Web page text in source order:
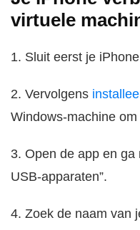
virtuele
1. Sluit eerst je
2. Vervolgens
Windows-machine
3. Open de app en ga
USB-apparaten”.
4. Zoek de naam van